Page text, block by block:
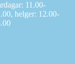
11.00-
helger: 12.00-